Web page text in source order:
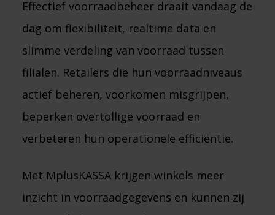
Effectief voorraadbeheer draait vandaag de
dag om flexibiliteit, realtime data en
slimme verdeling van voorraad tussen
filialen. Retailers die hun voorraadniveaus
actief beheren, voorkomen misgrijpen,
beperken overtollige voorraad en
verbeteren hun operationele efficiëntie.
Met MplusKASSA krijgen winkels meer
inzicht in voorraadgegevens en kunnen zij